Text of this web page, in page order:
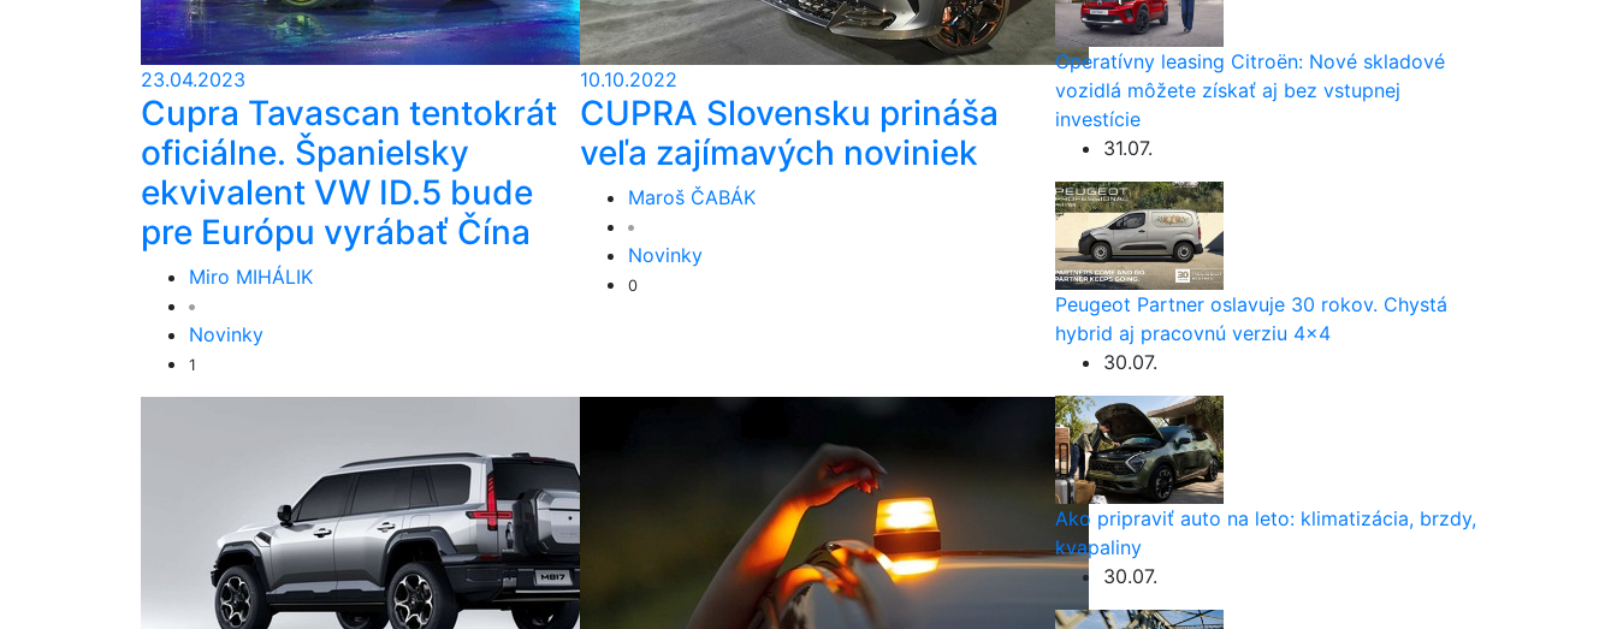
23.04.2023
Cupra Tavascan tentokrát
oficiálne. Španielsky
ekvivalent VW ID.5 bude
pre Európu vyrábať Čína
Miro MIHÁLIK
Novinky
1
10.10.2022
CUPRA Slovensku prináša
veľa zajímavých noviniek
Maroš ČABÁK
Novinky
0
Operatívny leasing Citroën: Nové skladové
vozidlá môžete získať aj bez vstupnej
investície
31.07.
Peugeot Partner oslavuje 30 rokov. Chystá
hybrid aj pracovnú verziu 4×4
30.07.
Ako pripraviť auto na leto: klimatizácia, brzdy,
kvapaliny
30.07.